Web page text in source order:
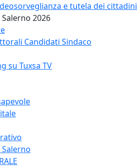
e tutela dei cittadini
2026
Candidati Sindaco
su Tuxsa TV
Salerno